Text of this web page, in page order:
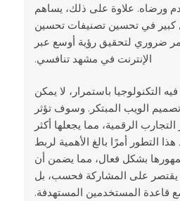
ورضاه. علاوة على ذلك، يساهم
كبير في تحسين تصنيفات تحسين
ضروري لتحقيق رؤية أوسع عبر
الإنترنت في مشهد تنافسي.
التكنولوجيا باستمرار، لا يمكن
الويب المبتكر. وسوف تؤثر
الرقمية، مما يجعلها أكثر
التطور أمرًا بالغ الأهمية لربط
بشكل فعال، مما يضمن أن
يقتصر على المشاركة فحسب، بل
قاعدة المستخدمين المستهدفة.